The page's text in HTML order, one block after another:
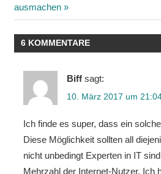
Beitrag:
ausmachen
6 KOMMENTARE
Biff sagt:
10. März 2017 um
Ich finde es super, dass ein
Diese Möglichkeit sollten all
nicht unbedingt Experten in IT
Mehrzahl der Internet-Nutzer. Ich